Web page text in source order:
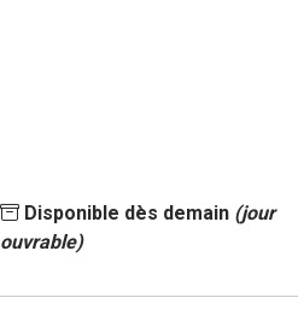
Disponible dès demain (jour
ouvrable)